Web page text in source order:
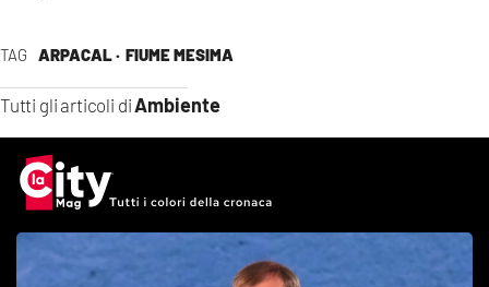
TAG ARPACAL · FIUME MESIMA
Tutti gli articoli diAmbiente